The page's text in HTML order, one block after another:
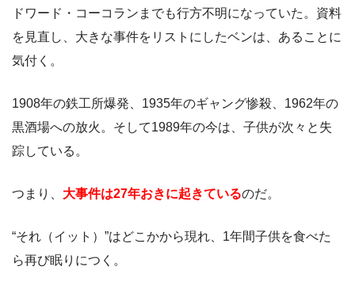
ドワード・コーコランまでも行方不明になっていた。資料
を見直し、大きな事件をリストにしたベンは、あることに
気付く。
1908年の鉄工所爆発、1935年のギャング惨殺、1962年の
黒酒場への放火。そして1989年の今は、子供が次々と失
踪している。
つまり、 大事件は27年おきに起きているのだ。
“それ（イット）”はどこかから現れ、1年間子供を食べた
ら再び眠りにつく。